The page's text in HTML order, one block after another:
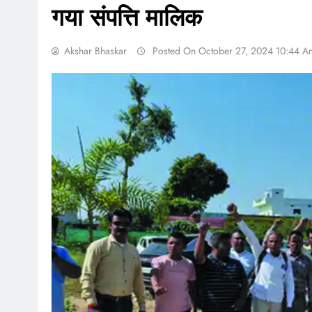
गया संपत्ति मालिक
Akshar Bhaskar Posted On October 27, 2024 10:44